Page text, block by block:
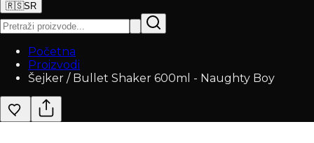
🇷🇸SR
Početna
Proizvodi
Šejker / Bullet Shaker 600ml - Naughty Boy